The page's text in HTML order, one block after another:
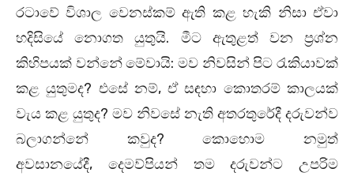
රටාවේ විශාල වෙනස්කම් ඇති කළ හැකි නිසා ඒවා
හදිසියේ නොගත යුතුයි. මීට ඇතුළත් වන ප්‍රශ්න
කිහිපයක් වන්නේ මේවායි: මව නිවසින් පිට රැකියාවක්
කළ යුතුමද? එසේ නම්, ඒ සඳහා කොතරම් කාලයක්
වැය කළ යුතුද? මව නිවසේ නැති අතරතුරේදී දරුවන්ව
බලාගන්නේ කවුද? කොහොම නමුත්
අවසානයේදී, දෙමව්පියන් තම දරුවන්ට උපරිම